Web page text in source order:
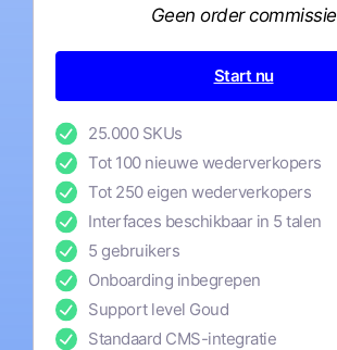
Geen order commissie
Start nu
25.000 SKUs
Tot 100 nieuwe wederverkopers
Tot 250 eigen wederverkopers
Interfaces beschikbaar in 5 talen
5 gebruikers
Onboarding inbegrepen
Support level Goud
Standaard CMS-integratie